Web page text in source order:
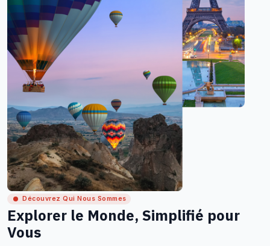
Découvrez Qui Nous Sommes
Explorer le Monde, Simplifié pour
Vous